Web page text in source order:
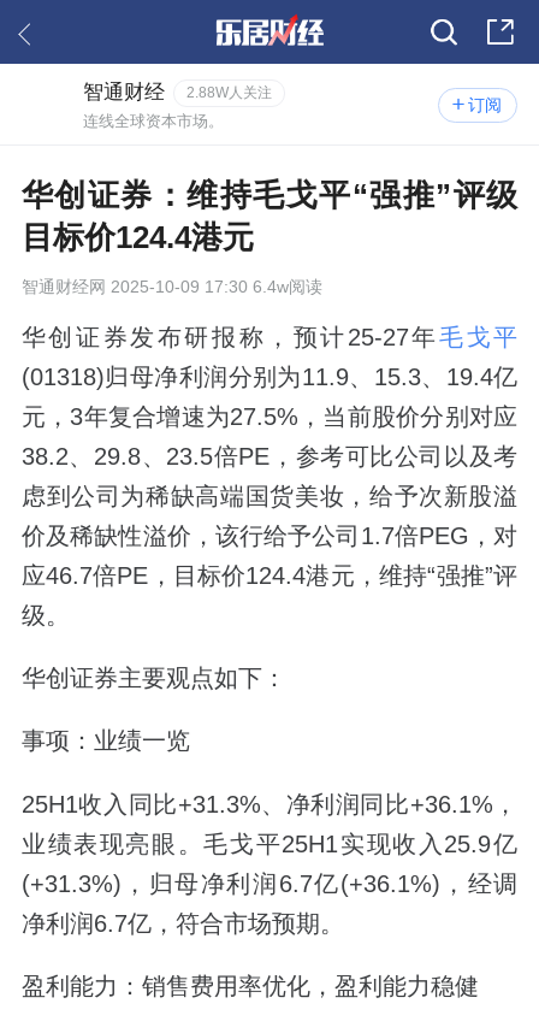
订阅
智通财经 2.88W人关注
连线全球资本市场。
华创证券：维持毛戈平“强推”评级
目标价124.4港元
智通财经网 2025-10-09 17:30 6.4w阅读
华创证券发布研报称，预计25-27年毛戈平
(01318)归母净利润分别为11.9、15.3、19.4亿
元，3年复合增速为27.5%，当前股价分别对应
38.2、29.8、23.5倍PE，参考可比公司以及考
虑到公司为稀缺高端国货美妆，给予次新股溢
价及稀缺性溢价，该行给予公司1.7倍PEG，对
应46.7倍PE，目标价124.4港元，维持“强推”评
级。
华创证券主要观点如下：
事项：业绩一览
25H1收入同比+31.3%、净利润同比+36.1%，
业绩表现亮眼。毛戈平25H1实现收入25.9亿
(+31.3%)，归母净利润6.7亿(+36.1%)，经调
净利润6.7亿，符合市场预期。
盈利能力：销售费用率优化，盈利能力稳健